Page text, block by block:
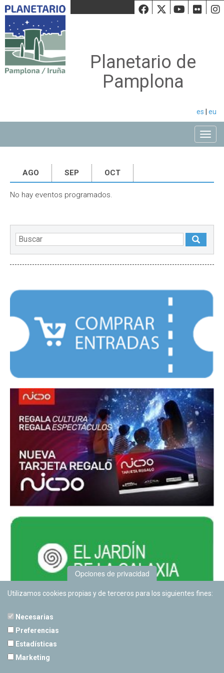
Facebook
Twiiter
Planetario de
Pamplona
es eu
AGO SEP OCT
No hay eventos programados.
Opciones de privacidad
Utilizamos cookies propias y de terceros para los siguientes fines:
Necesarias
Preferencias
Estadísticas
Marketing